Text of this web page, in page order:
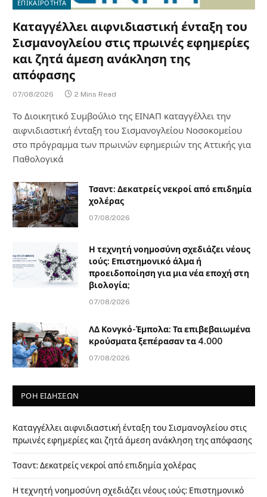
ΕΠΙΚΑΙΡΟΤΗΤΑ
Καταγγέλλει αιφνιδιαστική ένταξη του
Σισμανογλείου στις πρωινές εφημερίες
και ζητά άμεση ανάκληση της
απόφασης
07/08/2026 2 Mins Read
Το Διοικητικό Συμβούλιο της ΕΙΝΑΠ καταγγέλλει την
αιφνιδιαστική ένταξη του Σισμανογλείου Νοσοκομείου
στο πρόγραμμα των πρωινών εφημεριών της Αττικής για
Παθολογικά
Τσαντ: Δεκατρείς νεκροί από επιδημία
χολέρας
07/08/2026
Η τεχνητή νοημοσύνη σχεδιάζει νέους
ιούς: Επιστημονικό άλμα ή
προειδοποίηση για μια νέα εποχή στη
βιολογία;
07/08/2026
ΛΔ Κονγκό-Έμπολα: Τα επιβεβαιωμένα
κρούσματα ξεπέρασαν τα 4.000
07/08/2026
ΡΟΗ ΕΙΔΗΣΕΩΝ
Καταγγέλλει αιφνιδιαστική ένταξη του Σισμανογλείου στις
πρωινές εφημερίες και ζητά άμεση ανάκληση της απόφασης
Τσαντ: Δεκατρείς νεκροί από επιδημία χολέρας
Η τεχνητή νοημοσύνη σχεδιάζει νέους ιούς: Επιστημονικό